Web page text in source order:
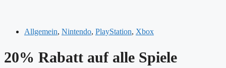
Allgemein, Nintendo, PlayStation, Xbox
20% Rabatt auf alle Spiele